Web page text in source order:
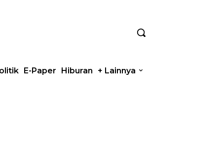
E-Paper Hiburan + Lainnya